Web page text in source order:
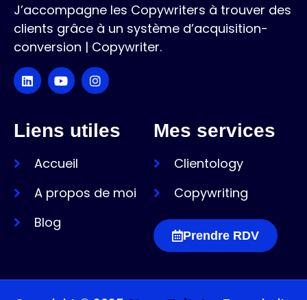
J’accompagne les Copywriters à trouver des
clients grâce à un système d’acquisition-
conversion | Copywriter.
Liens utiles
Accueil
A propos de moi
Blog
Mes services
Clientology
Copywriting
Prendre RDV